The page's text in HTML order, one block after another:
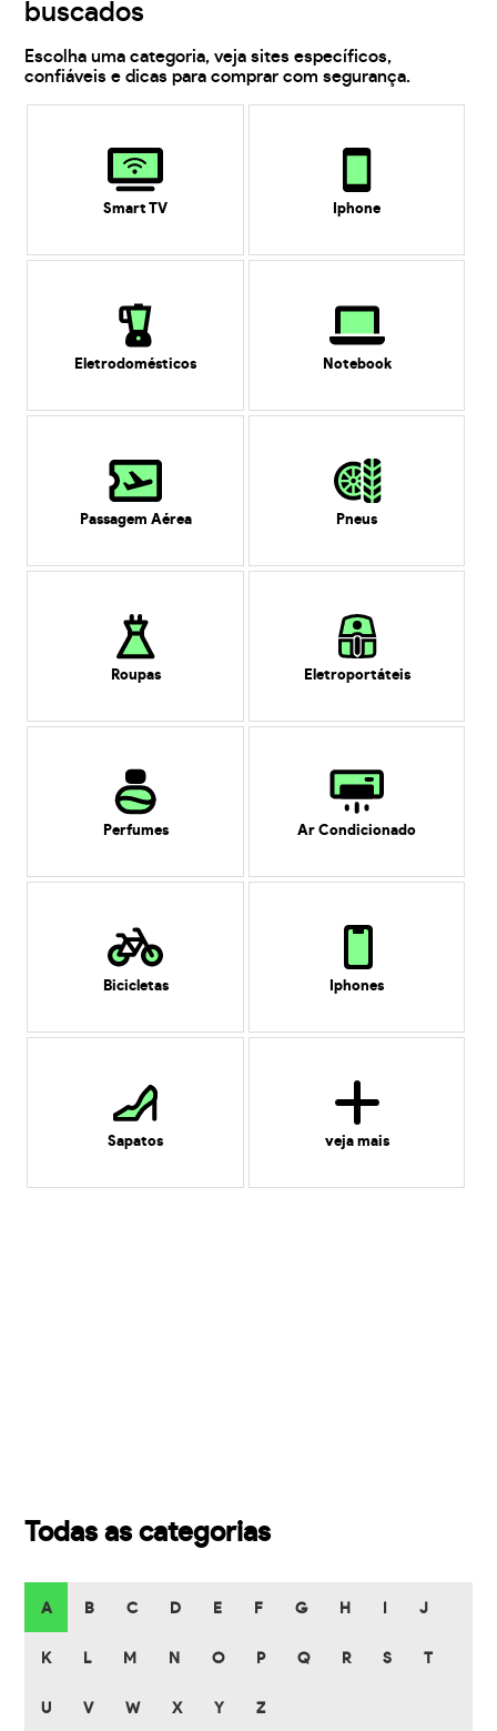
buscados
Escolha uma categoria, veja sites específicos,
confiáveis e dicas para comprar com segurança.
Smart TV Iphone
Eletrodomésticos Notebook
Passagem Aérea Pneus
Roupas Eletroportáteis
Perfumes Ar Condicionado
Bicicletas Iphones
Sapatos veja mais
Todas as categorias
A B C D E F G H J
K L M N O P Q R S T
U V W X Y Z